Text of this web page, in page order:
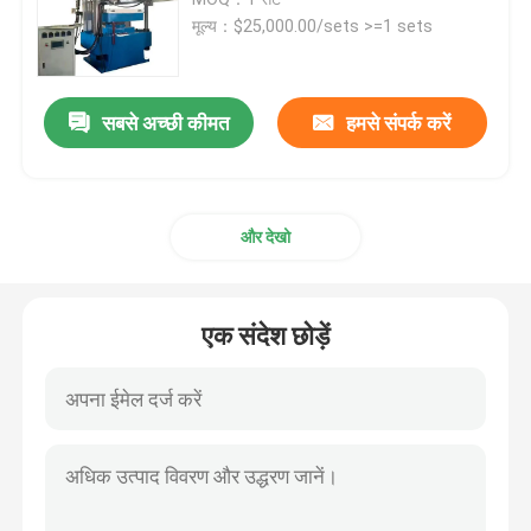
रबर मिश्रण मिल मशीन
रबर पाउडर उत्पादन लाइन
मूल्य：$25,000.00/sets >=1 sets
सबसे अच्छी कीमत हमसे संपर्क करें
और देखो
एक संदेश छोड़ें